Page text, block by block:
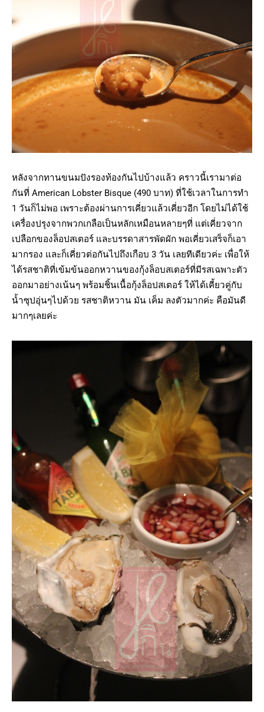
หลังจากทานขนมปังรองท้องกันไปบ้างแล้ว คราวนี้เรามาต่อ
กันที่ American Lobster Bisque (490 บาท) ที่ใช้เวลาในการทำ
1 วันก็ไม่พอ เพราะต้องผ่านการเคี่ยวแล้วเคี่ยวอีก โดยไม่ได้ใช้
เครื่องปรุงจากพวกเกลือเป็นหลักเหมือนหลายๆที่ แต่เคี่ยวจาก
เปลือกของล็อปสเตอร์ และบรรดาสารพัดผัก พอเคี่ยวเสร็จก็เอา
มากรอง และก็เคี่ยวต่อกันไปถึงเกือบ 3 วัน เลยทีเดียวค่ะ เพื่อให้
ได้รสชาติที่เข้มข้นออกหวานของกุ้งล็อบสเตอร์ที่มีรสเฉพาะตัว
ออกมาอย่างเน้นๆ พร้อมชิ้นเนื้อกุ้งล็อปสเตอร์ ให้ได้เคี้ยวคู่กับ
น้ำซุปอุ่นๆไปด้วย รสชาติหวาน มัน เค็ม ลงตัวมากค่ะ คือมันดี
มากๆเลยค่ะ